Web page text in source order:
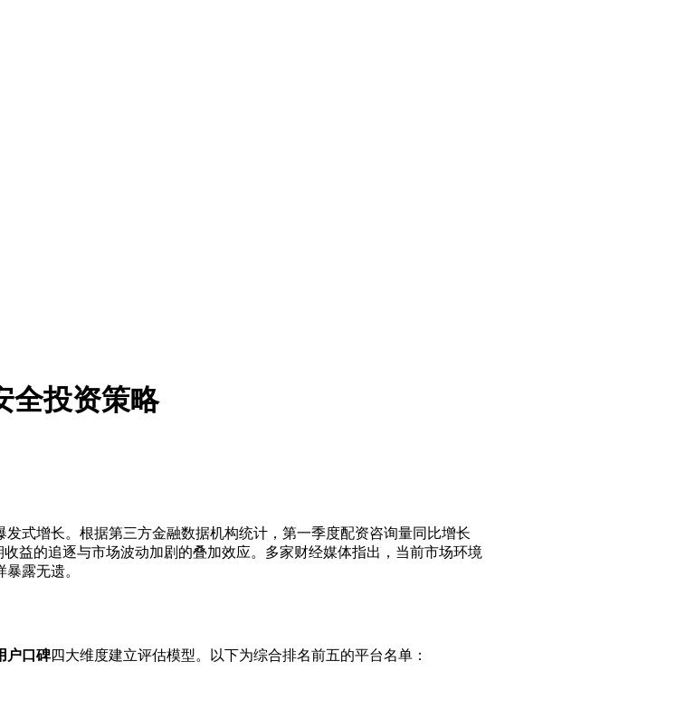
全投资策略
发式增长。根据第三方金融数据机构统计，第一季度配资咨询量同比增长
益的追逐与市场波动加剧的叠加效应。多家财经媒体指出，当前市场环境
露无遗。
户口碑四大维度建立评估模型。以下为综合排名前五的平台名单：